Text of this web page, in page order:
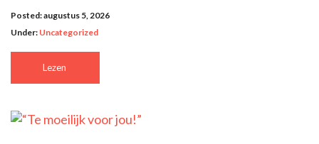
Posted: augustus 5, 2026
Under: Uncategorized
Lezen